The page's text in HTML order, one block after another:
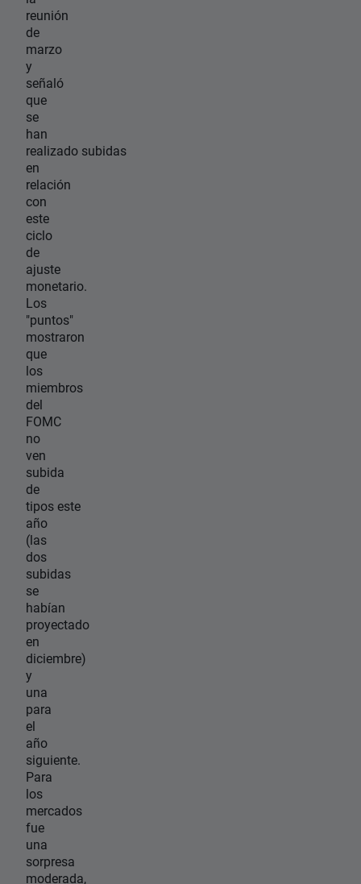
reunión
de
marzo
y
señaló
que
se
han
realizado subidas
en
relación
con
este
ciclo
de
ajuste
monetario.
Los
"puntos"
mostraron
que
los
miembros
del
FOMC
no
ven
subida
de
tipos este
año
(las
dos
subidas
se
habían
proyectado
en
diciembre)
y
una
para
el
año
siguiente.
Para
los
mercados
fue
una
sorpresa
moderada,